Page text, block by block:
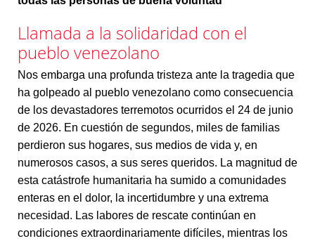
Llamada a la solidaridad con el
pueblo venezolano
Nos embarga una profunda tristeza ante la tragedia que
ha golpeado al pueblo venezolano como consecuencia
de los devastadores terremotos ocurridos el 24 de junio
de 2026. En cuestión de segundos, miles de familias
perdieron sus hogares, sus medios de vida y, en
numerosos casos, a sus seres queridos. La magnitud de
esta catástrofe humanitaria ha sumido a comunidades
enteras en el dolor, la incertidumbre y una extrema
necesidad. Las labores de rescate continúan en
condiciones extraordinariamente difíciles, mientras los